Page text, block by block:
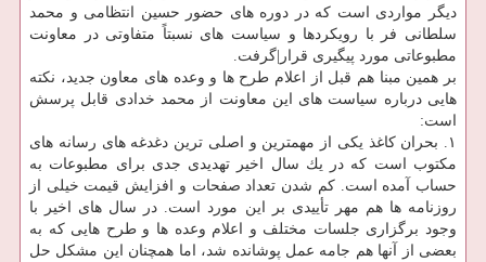
دیگر مواردی است كه در دوره های حضور حسین انتظامی و محمد
سلطانی فر با رویكردها و سیاست های نسبتاً متفاوتی در معاونت
مطبوعاتی مورد پیگیری قرار|گرفت.
بر همین مبنا هم قبل از اعلام طرح ها و وعده های معاون جدید، نكته
هایی درباره سیاست های این معاونت از محمد خدادی قابل پرسش
است:
۱. بحران كاغذ یكی از مهمترین و اصلی ترین دغدغه های رسانه های
مكتوب است كه در یك سال اخیر تهدیدی جدی برای مطبوعات به
حساب آمده است. كم شدن تعداد صفحات و افزایش قیمت خیلی از
روزنامه ها هم مهر تأییدی بر این مورد است. در سال های اخیر با
وجود برگزاری جلسات مختلف و اعلام وعده ها و طرح هایی كه به
بعضی از آنها هم جامه عمل پوشانده شد، اما همچنان این مشكل حل